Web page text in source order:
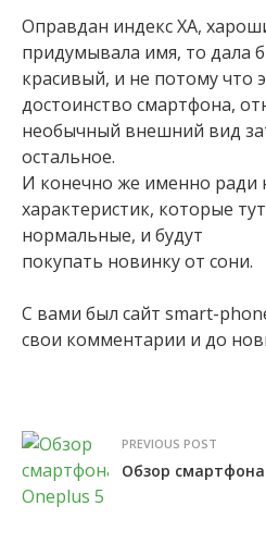
Оправдан индекс ХА,
придумывала имя, то дала
красивый, и не потому что
достоинство смартфона,
необычный внешний вид
остальное.
И конечно же именно ради
характеристик, которые
нормальные, и будут
покупать новинку от сони.
С вами был сайт smart-
свои комментарии и до
PREVIOUS POST
Обзор